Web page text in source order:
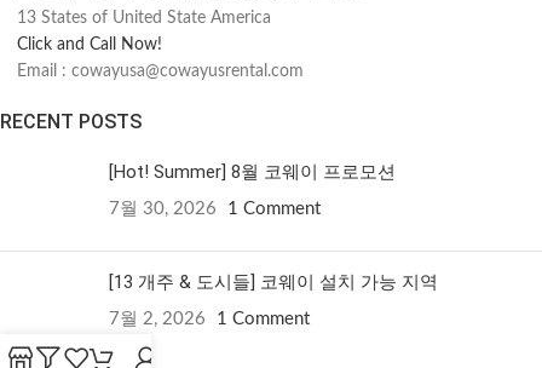
13 States of United State America
Click and Call Now!
Email : cowayusa@cowayusrental.com
RECENT POSTS
[Hot! Summer] 8월 코웨이 프로모션
7월 30, 2026 1 Comment
[13 개주 & 도시들] 코웨이 설치 가능 지역
7월 2, 2026 1 Comment